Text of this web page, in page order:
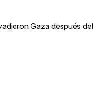
Gaza después